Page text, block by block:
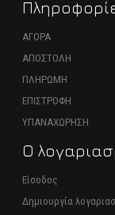
ΑΓΟΡΑ
ΑΠΟΣΤΟΛΗ
ΠΛΗΡΩΜΗ
ΕΠΙΣΤΡΟΦΗ
ΥΠΑΝΑΧΩΡΗΣΗ
Ο
Είσοδος
Δημιουργία